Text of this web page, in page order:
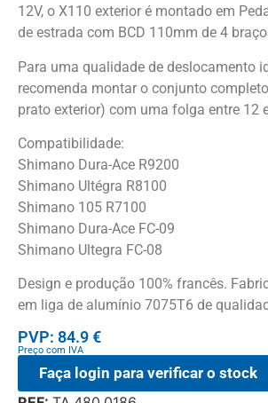
12V, o X110 exterior é montado em
de estrada com BCD 110mm de 4
Para uma qualidade de deslocamento
recomenda montar o conjunto
prato exterior) com uma folga entre 12
Compatibilidade:
Shimano Dura-Ace R9200
Shimano Ultégra R8100
Shimano 105 R7100
Shimano Dura-Ace FC-09
Shimano Ultegra FC-08
Design e produção 100% francês.
em liga de alumínio 7075T6 de
PVP: 84.9 €
Preço com IVA
Faça login para verificar o stock